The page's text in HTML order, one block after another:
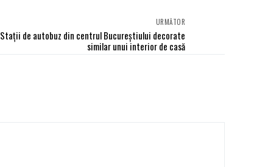
URMĂTOR
Stații de autobuz din centrul Bucureștiului decorate
similar unui interior de casă